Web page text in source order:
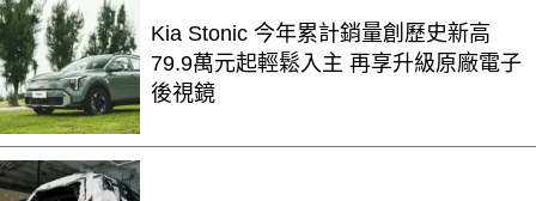
Kia Stonic 今年累計銷量創歷史新高
79.9萬元起輕鬆入主 再享升級原廠電子
後視鏡